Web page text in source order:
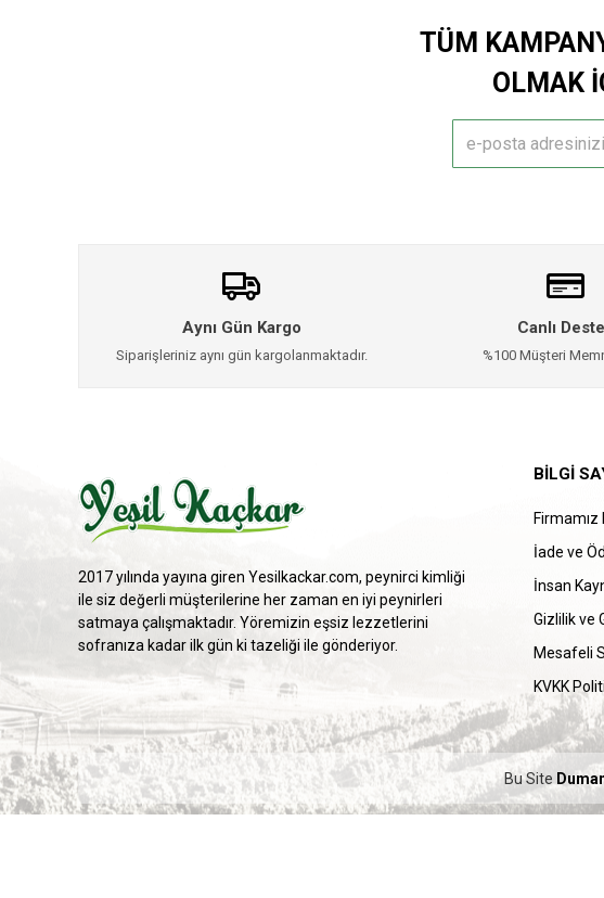
TÜM
OLMAK
Aynı Gün Kargo
Siparişleriniz aynı gün kargolanmaktadır.
Canlı
%100 Müşteri
2017 yılında yayına giren Yesilkackar.com, peynirci kimliği
ile siz değerli müşterilerine her zaman en iyi peynirleri
satmaya çalışmaktadır. Yöremizin eşsiz lezzetlerini
sofranıza kadar ilk gün ki tazeliği ile gönderiyor.
BILGI
Firmamız
İade ve
İnsan
Gizlilik ve
Mesafeli
KVKK
Bu Site